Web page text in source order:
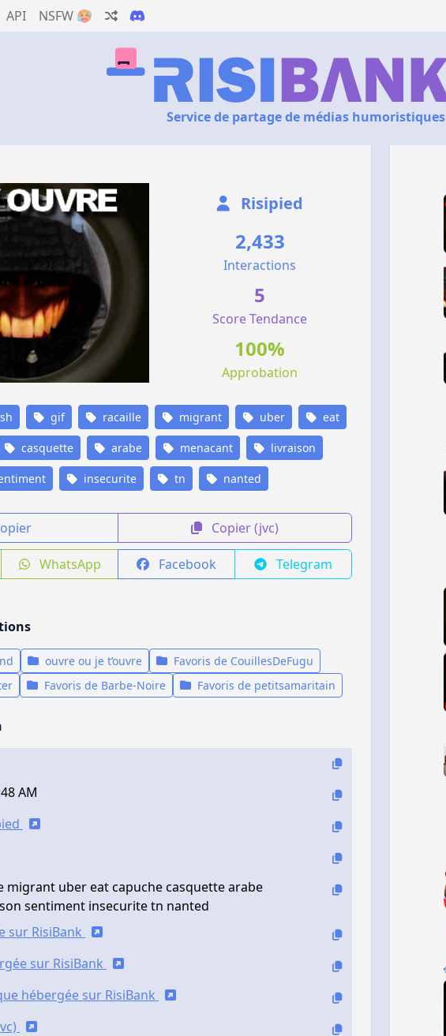
API NSFW 🥵
Service de partage de médias humoristiques
Risipied
2,433
Interactions
5
Score Tendance
100%
Approbation
gif racaille migrant uber eat
casquette arabe menacant livraison
insecurite tn nanted
Copier (jvc)
WhatsApp Facebook Telegram
ouvre ou je t’ouvre
Favoris de CouillesDeFugu
Favoris de Barbe-Noire Favoris de petitsamaritain
AM
migrant uber eat capuche casquette arabe
sentiment insecurite tn nanted
sur RisiBank
sur RisiBank
hébergée sur RisiBank